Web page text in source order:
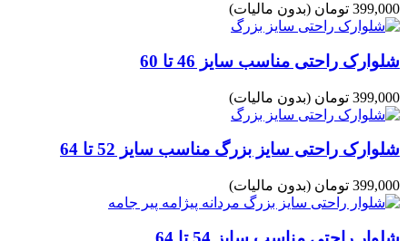
399,000 تومان (بدون مالیات)
شلوارک راحتی مناسب سایز 46 تا 60
399,000 تومان (بدون مالیات)
شلوارک راحتی سایز بزرگ مناسب سایز 52 تا 64
399,000 تومان (بدون مالیات)